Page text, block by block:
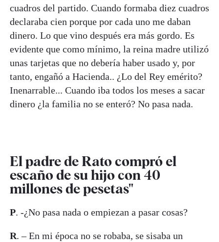
cuadros del partido. Cuando formaba diez cuadros
declaraba cien porque por cada uno me daban
dinero. Lo que vino después era más gordo. Es
evidente que como mínimo, la reina madre utilizó
unas tarjetas que no debería haber usado y, por
tanto, engañó a Hacienda.. ¿Lo del Rey emérito?
Inenarrable... Cuando iba todos los meses a sacar
dinero ¿la familia no se enteró? No pasa nada.
El padre de Rato compró el
escaño de su hijo con 40
millones de pesetas"
P. -¿No pasa nada o empiezan a pasar cosas?
R. – En mi época no se robaba, se sisaba un